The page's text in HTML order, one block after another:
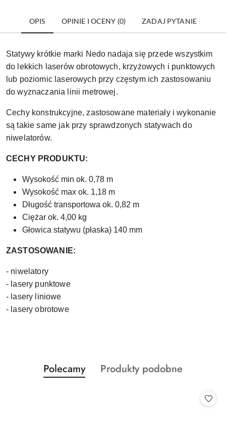
OPIS OPINIE I OCENY (0) ZADAJ PYTANIE
Statywy krótkie marki Nedo nadaja się przede wszystkim
do lekkich laserów obrotowych, krzyżowych i punktowych
lub poziomic laserowych przy częstym ich zastosowaniu
do wyznaczania linii metrowej.
Cechy konstrukcyjne, zastosowane materiały i wykonanie
są takie same jak przy sprawdzonych statywach do
niwelatorów.
CECHY PRODUKTU:
Wysokość min ok. 0,78 m
Wysokość max ok. 1,18 m
Długość transportowa ok. 0,82 m
Ciężar ok. 4,00 kg
Głowica statywu (płaska) 140 mm
ZASTOSOWANIE:
- niwelatory
- lasery punktowe
- lasery liniowe
- lasery obrotowe
Pomiń karuzelę produktów
Produkty
o
Polecamy
Produkty
Produkty podobne